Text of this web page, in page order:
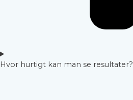
Hvor hurtigt kan man se resultater?